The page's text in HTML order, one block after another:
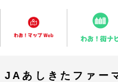
JAあしきたファー